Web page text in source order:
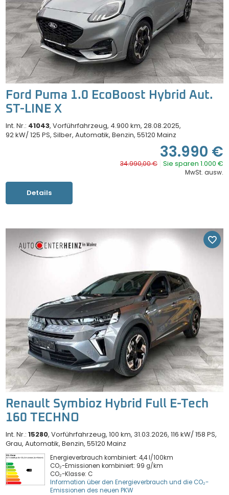
Ford Puma 1.0 EcoBoost Hybrid Aut.
ST-LINE X
Int. Nr.: 41043 Vorführfahrzeug 4.900 km 28.08.2025
92 kW/ 125 PS Silber Automatik Benzin 55120 Mainz
33.990 €
34.990,00 € Sie sparen 1.000 €
MwSt. ausw.
Details
Renault Symbioz Hybrid Full E-Tech
160 TECHNO
Int. Nr.: 15280 Vorführfahrzeug 100 km 31.03.2026 116 kW/ 158 PS
Grau Automatik Benzin 55120 Mainz
Energieverbrauch kombiniert: 4,4 l/100km
CO₂-Emissionen kombiniert: 99 g/km
CO₂-Klasse: C
Information über den Energieverbrauch und die CO₂-
Emissionen des neuen PKW